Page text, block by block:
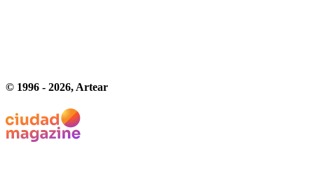
© 1996 - 2026, Artear